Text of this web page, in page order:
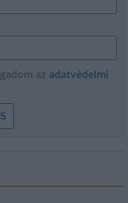
az adatvédelmi